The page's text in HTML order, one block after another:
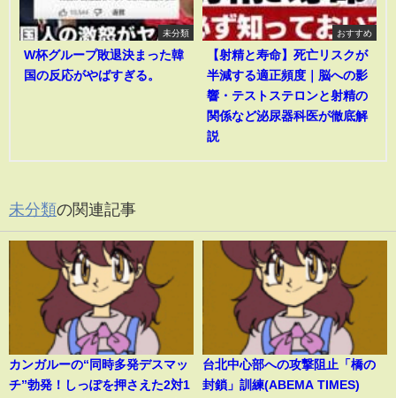
未分類
W杯グループ敗退決まった韓
国の反応がやばすぎる。
おすすめ
【射精と寿命】死亡リスクが
半減する適正頻度｜脳への影
響・テストステロンと射精の
関係など泌尿器科医が徹底解
説
未分類の関連記事
カンガルーの“同時多発デスマッ
チ”勃発！しっぽを押さえた2対1
台北中心部への攻撃阻止「橋の
封鎖」訓練(ABEMA TIMES)